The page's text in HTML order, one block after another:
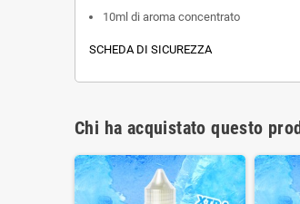
10ml di aroma concentrato
SCHEDA DI SICUREZZA
Chi ha acquistato questo